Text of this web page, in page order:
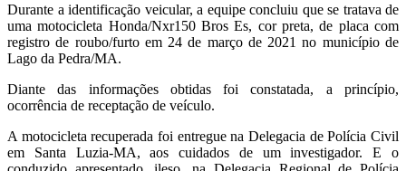
Durante a identificação veicular, a equipe concluiu que se tratava de
uma motocicleta Honda/Nxr150 Bros Es, cor preta, de placa com
registro de roubo/furto em 24 de março de 2021 no município de
Lago da Pedra/MA.
Diante das informações obtidas foi constatada, a princípio,
ocorrência de receptação de veículo.
A motocicleta recuperada foi entregue na Delegacia de Polícia Civil
em Santa Luzia-MA, aos cuidados de um investigador. E o